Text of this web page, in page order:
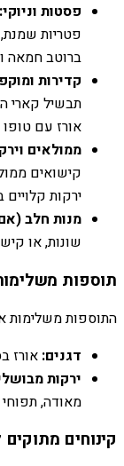
פסטות וניוקי:
פטריות
ברוטב חמאה
קדירות
תבשיל קארי
אורז עם טופו
ממולאים
קישואים
ירקות קלויים
מנות חלב
שונות, או
תוספות
התוספות משלימות
דגנים: אורז
ירקות
מאודה,
קינוחים